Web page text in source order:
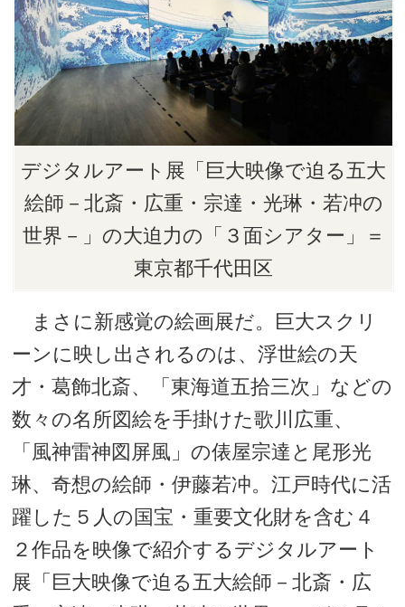
デジタルアート展「巨大映像で迫る五大
絵師－北斎・広重・宗達・光琳・若冲の
世界－」の大迫力の「３面シアター」＝
東京都千代田区
まさに新感覚の絵画展だ。巨大スクリ
ーンに映し出されるのは、浮世絵の天
才・葛飾北斎、「東海道五拾三次」などの
数々の名所図絵を手掛けた歌川広重、
「風神雷神図屏風」の俵屋宗達と尾形光
琳、奇想の絵師・伊藤若冲。江戸時代に活
躍した５人の国宝・重要文化財を含む４
２作品を映像で紹介するデジタルアート
展「巨大映像で迫る五大絵師－北斎・広